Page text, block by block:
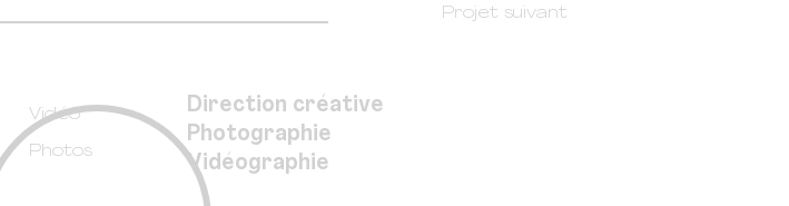
Vidéo
Photos
Projet suivant
Direction créative
Photographie
Vidéographie